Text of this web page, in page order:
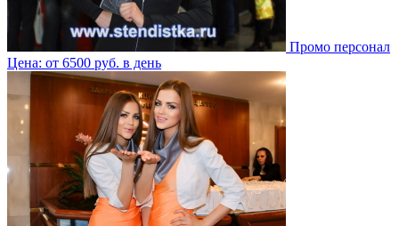
Промо персонал
Цена: от 6500 руб. в день